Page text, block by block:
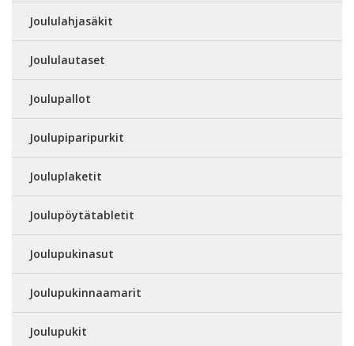
Joululahjasäkit
Joululautaset
Joulupallot
Joulupiparipurkit
Jouluplaketit
Joulupöytätabletit
Joulupukinasut
Joulupukinnaamarit
Joulupukit